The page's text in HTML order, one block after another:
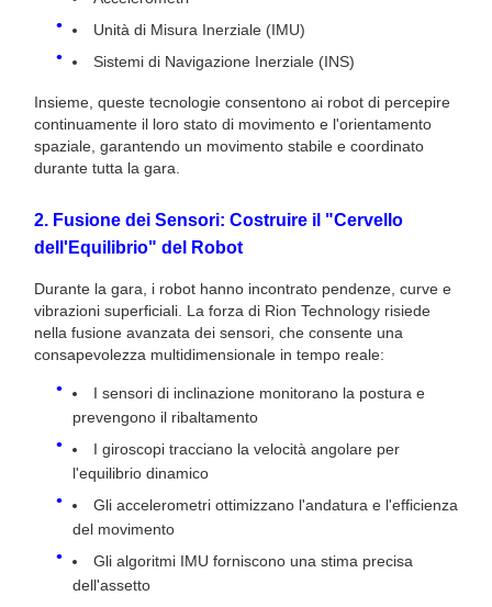
Unità di Misura Inerziale (IMU)
Sistemi di Navigazione Inerziale (INS)
Insieme, queste tecnologie consentono ai robot di percepire
continuamente il loro stato di movimento e l'orientamento
spaziale, garantendo un movimento stabile e coordinato
durante tutta la gara.
2. Fusione dei Sensori: Costruire il "Cervello
dell'Equilibrio" del Robot
Durante la gara, i robot hanno incontrato pendenze, curve e
vibrazioni superficiali. La forza di Rion Technology risiede
nella fusione avanzata dei sensori, che consente una
consapevolezza multidimensionale in tempo reale:
I sensori di inclinazione monitorano la postura e
prevengono il ribaltamento
I giroscopi tracciano la velocità angolare per
l'equilibrio dinamico
Gli accelerometri ottimizzano l'andatura e l'efficienza
del movimento
Gli algoritmi IMU forniscono una stima precisa
dell'assetto